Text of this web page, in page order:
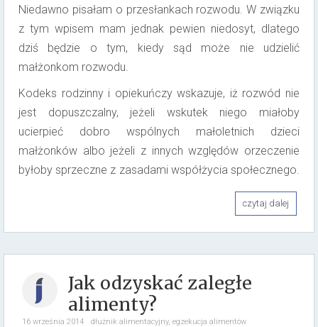
Niedawno pisałam o przesłankach rozwodu. W związku
z tym wpisem mam jednak pewien niedosyt, dlatego
dziś będzie o tym, kiedy sąd może nie udzielić
małżonkom rozwodu.
Kodeks rodzinny i opiekuńczy wskazuje, iż rozwód nie
jest dopuszczalny, jeżeli wskutek niego miałoby
ucierpieć dobro wspólnych małoletnich dzieci
małżonków albo jeżeli z innych względów orzeczenie
byłoby sprzeczne z zasadami współżycia społecznego.
czytaj dalej
Jak odzyskać zaległe
alimenty?
16 września 2014 dłużnik alimentacyjny, egzekucja alimentów